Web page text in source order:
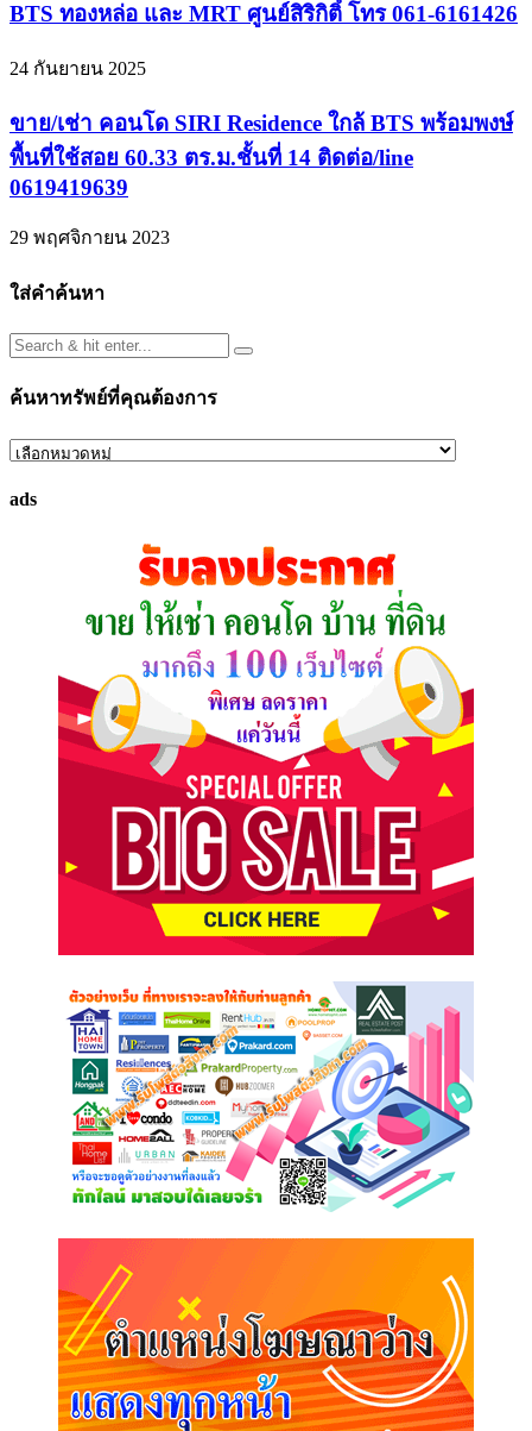
BTS ทองหล่อ และ MRT ศูนย์สิริกิติ์ โทร 061-6161426
24 กันยายน 2025
ขาย/เช่า คอนโด SIRI Residence ใกล้ BTS พร้อมพงษ์
พื้นที่ใช้สอย 60.33 ตร.ม.ชั้นที่ 14 ติดต่อ/line
0619419639
29 พฤศจิกายน 2023
ใส่คำค้นหา
ค้นหาทรัพย์ที่คุณต้องการ
ค้นหา
ที่
ads